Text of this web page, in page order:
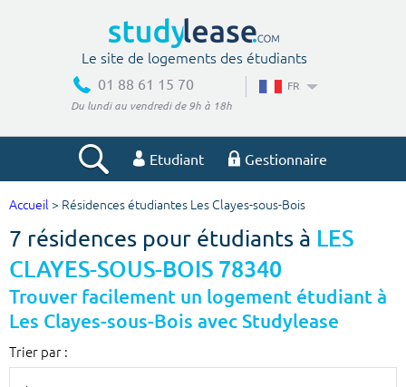
Le site de logements des étudiants
01 88 61 15 70
Du lundi au vendredi de 9h à 18h
FR
Etudiant Gestionnaire
Votre recherche
Ville, école
Budget min Budget max
Accueil > Résidences étudiantes Les Clayes-sous-Bois
7 résidences pour étudiants à LES
CLAYES-SOUS-BOIS 78340
Trouver facilement un logement étudiant à
Les Clayes-sous-Bois avec Studylease
Trier par :